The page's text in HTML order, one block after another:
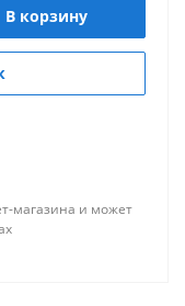
В корзину
магазина и может